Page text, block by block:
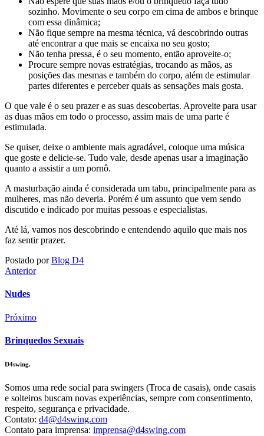
sozinho. Movimente o seu corpo em cima de ambos e brinque
com essa dinâmica;
Não fique sempre na mesma técnica, vá descobrindo outras
até encontrar a que mais se encaixa no seu gosto;
Não tenha pressa, é o seu momento, então aproveite-o;
Procure sempre novas estratégias, trocando as mãos, as
posições das mesmas e também do corpo, além de estimular
partes diferentes e perceber quais as sensações mais gosta.
O que vale é o seu prazer e as suas descobertas. Aproveite para usar
as duas mãos em todo o processo, assim mais de uma parte é
estimulada.
Se quiser, deixe o ambiente mais agradável, coloque uma música
que goste e delicie-se. Tudo vale, desde apenas usar a imaginação
quanto a assistir a um pornô.
A masturbação ainda é considerada um tabu, principalmente para as
mulheres, mas não deveria. Porém é um assunto que vem sendo
discutido e indicado por muitas pessoas e especialistas.
Até lá, vamos nos descobrindo e entendendo aquilo que mais nos
faz sentir prazer.
Postado porBlog D4
Anterior
Nudes
Próximo
Brinquedos Sexuais
D4swing.
Somos uma rede social para swingers (Troca de casais), onde casais
e solteiros buscam novas experiências, sempre com consentimento,
respeito, segurança e privacidade.
Contato: d4@d4swing.com
Contato para imprensa: imprensa@d4swing.com